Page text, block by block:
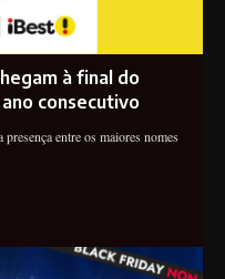
à final do
consecutivo
entre os maiores nomes